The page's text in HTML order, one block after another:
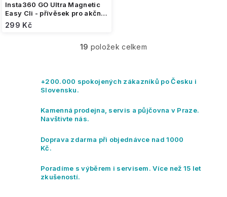
Insta360 GO Ultra Magnetic
Easy Cli - přívěsek pro akční
kameru
299 Kč
O
á
c
r
v
y
19 položek celkem
+200.000 spokojených zákazníků po Česku i
Slovensku.
Kamenná prodejna, servis a půjčovna v Praze.
Navštivte nás.
Doprava zdarma při objednávce nad 1000
Kč.
Poradíme s výběrem i servisem. Více než 15 let
zkušeností.